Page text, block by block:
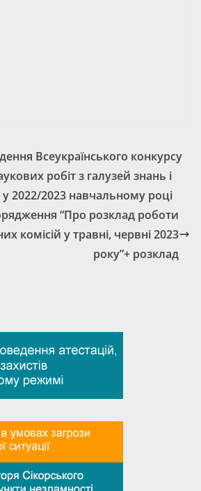
Всеукраїнського конкурсу
робіт з галузей знань і
у 2022/2023 навчальному році
“Про розклад роботи
комісій у травні, червні 2023
року”+ розклад